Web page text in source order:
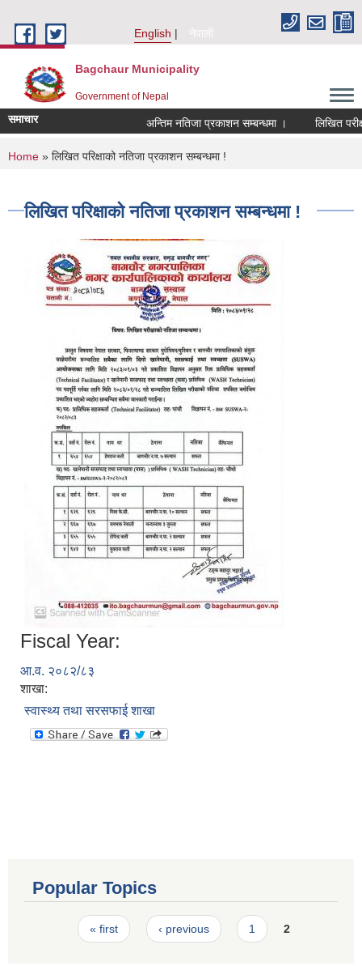
English
नेपाली
Bagchaur Municipality
Government of Nepal
समाचार अन्तिम नतिजा प्रकाशन सम्बन्धमा । लिखित
You are here
Home » लिखित परिक्षाको नतिजा प्रकाशन सम्बन्धमा !
लिखित परिक्षाको नतिजा प्रकाशन सम्बन्धमा !
Fiscal Year:
आ.व. २०८२/८३
शाखा:
स्वास्थ्य तथा सरसफाई शाखा
Popular Topics
Pages« first ‹ previous 1 2